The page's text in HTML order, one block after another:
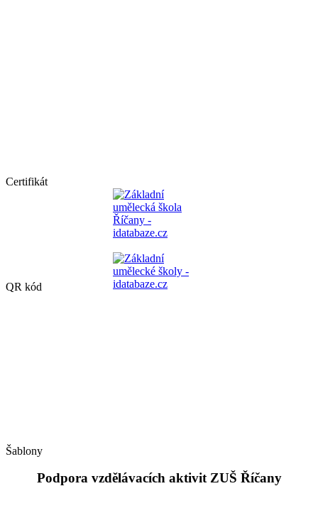
Certifikát
QR kód
Šablony
Podpora vzdělávacích aktivit ZUŠ Říčany